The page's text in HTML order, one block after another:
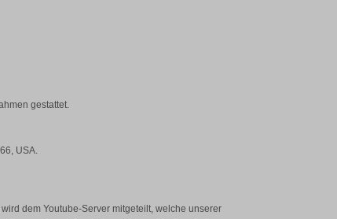
gestattet.
USA.
dem Youtube-Server mitgeteilt, welche unserer